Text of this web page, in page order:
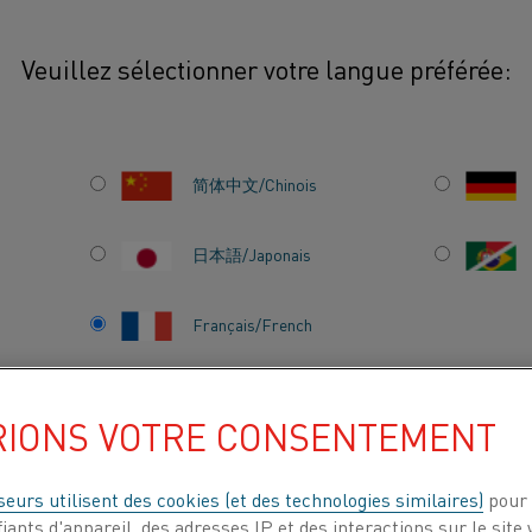
Veuillez sélectionner votre langue préférée:
简体中文/Chinois
日本語/Japonais
Français/French
À PROPOS DE
CENTRE DE
Kanthal® Super Nuances d'éléments Kanthal® Super
comprend sept
atmosphères
VOTRE CONSENTEMENT
utilisent des cookies (et des technologies similaires)
d'appareil, des adresses IP et des interactions sur le